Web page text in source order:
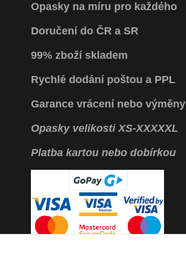
Opasky na míru pro každého
Doručení do ČR a SR
99% zboží skladem
Rychlé dodání poštou a PPL
Garance vrácenínebo výměny
Opaskyvelikosti XS-XXXXXL
Platba kartou nebo dobírkou